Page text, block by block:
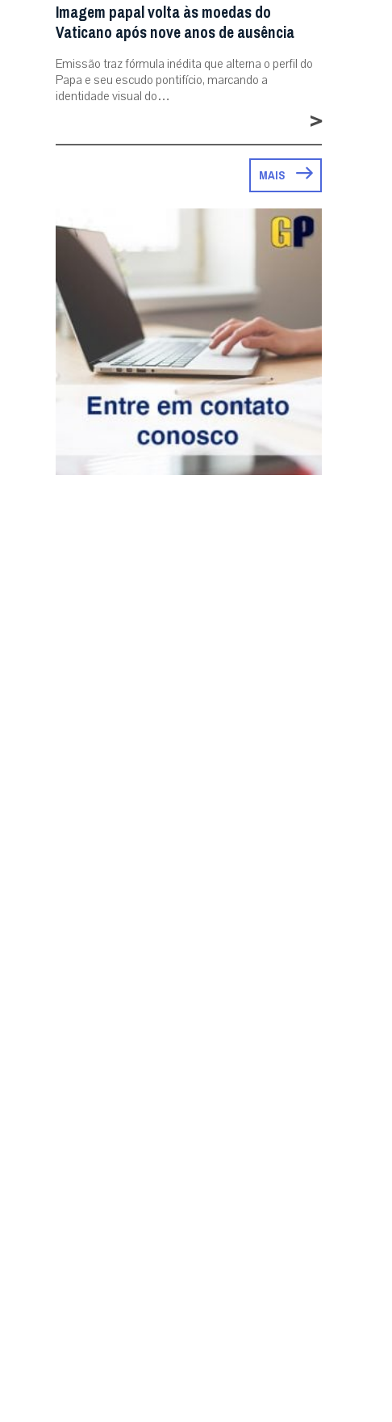
Imagem papal volta às moedas do
Vaticano após nove anos de ausência
Emissão traz fórmula inédita que alterna o perfil do
Papa e seu escudo pontifício, marcando a
identidade visual do…
>
MAIS